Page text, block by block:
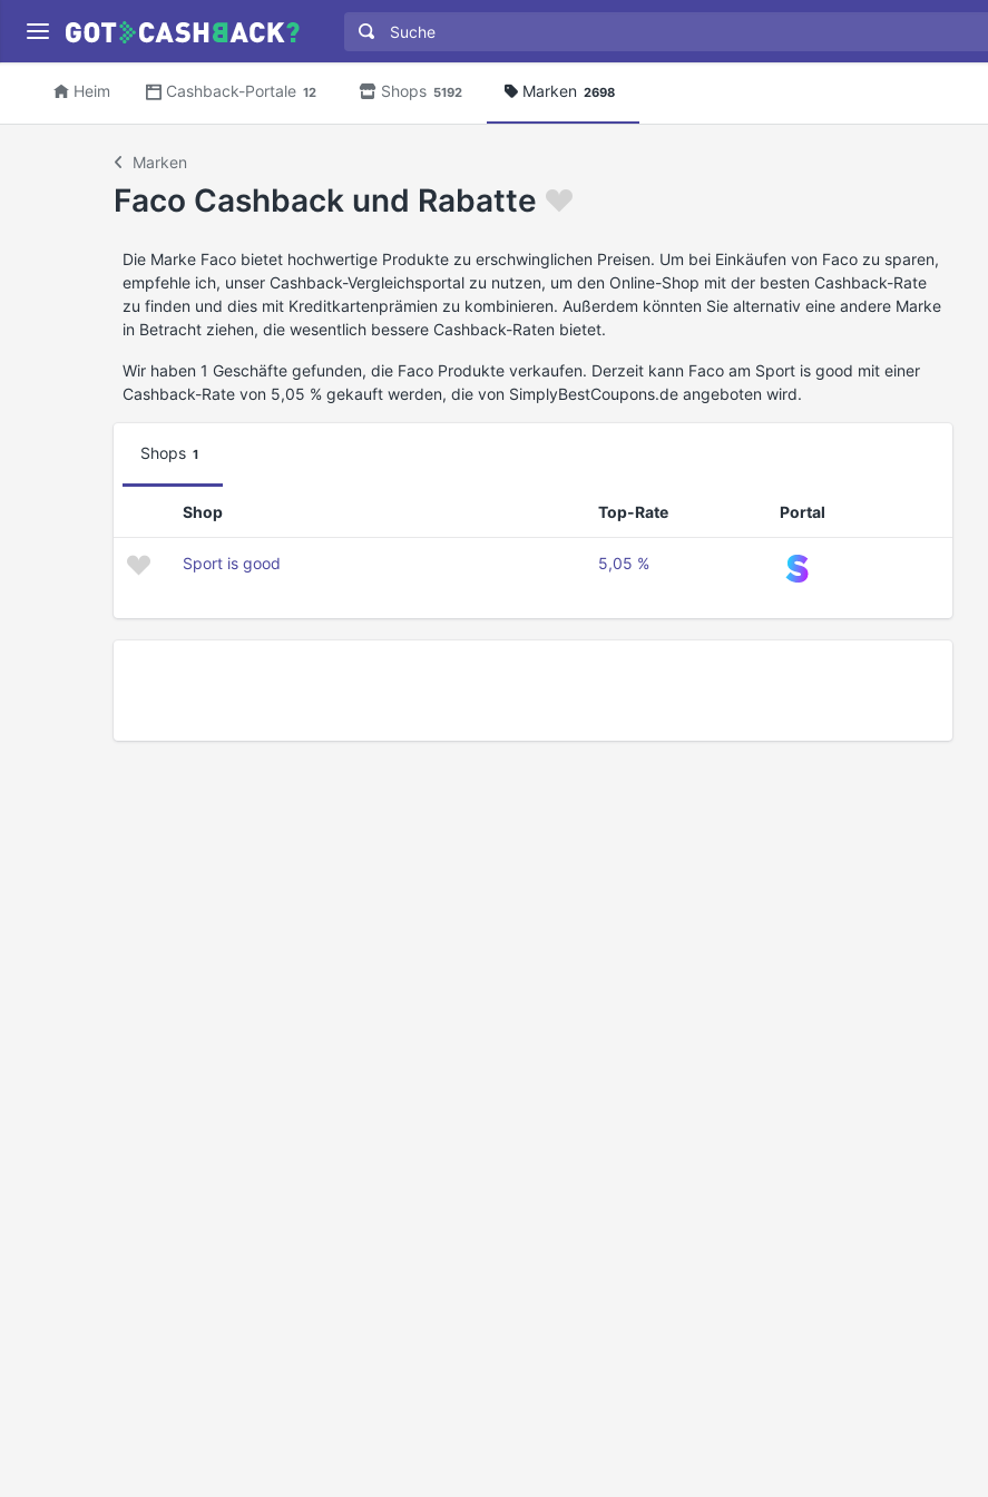
Heim Cashback-Portale 12 Shops 5192 Marken 2698
Marken
Faco Cashback und Rabatte
Die Marke Faco bietet hochwertige Produkte zu erschwinglichen Preisen. Um bei Einkäufen von Faco zu sparen,
empfehle ich, unser Cashback-Vergleichsportal zu nutzen, um den Online-Shop mit der besten Cashback-Rate
zu finden und dies mit Kreditkartenprämien zu kombinieren. Außerdem könnten Sie alternativ eine andere Marke
in Betracht ziehen, die wesentlich bessere Cashback-Raten bietet.
Wir haben 1 Geschäfte gefunden, die Faco Produkte verkaufen. Derzeit kann Faco am Sport is good mit einer
Cashback-Rate von 5,05 % gekauft werden, die von SimplyBestCoupons.de angeboten wird.
Shops 1
Shop Top-Rate Portal
Sport is good 5,05 %